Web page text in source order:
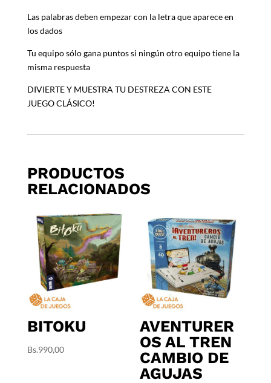
Las palabras deben empezar con la letra que aparece en
los dados
Tu equipo sólo gana puntos si ningún otro equipo tiene la
misma respuesta
DIVIERTE Y MUESTRA TU DESTREZA CON ESTE
JUEGO CLÁSICO!
PRODUCTOS
RELACIONADOS
BITOKU
Bs.990,00
AVENTURER
OS AL TREN
CAMBIO DE
AGUJAS